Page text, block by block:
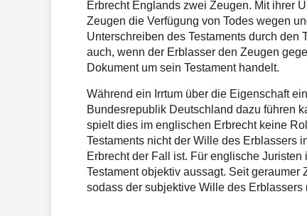
Erbrecht Englands zwei Zeugen. Mit ihrer
Zeugen die Verfügung von Todes wegen
Unterschreiben des Testaments durch den
auch, wenn der Erblasser den Zeugen
Dokument um sein Testament handelt.
Während ein Irrtum über die Eigenschaft
Bundesrepublik Deutschland dazu führen
spielt dies im englischen Erbrecht keine
Testaments nicht der Wille des Erblassers
Erbrecht der Fall ist. Für englische
Testament objektiv aussagt. Seit
sodass der subjektive Wille des Erblassers